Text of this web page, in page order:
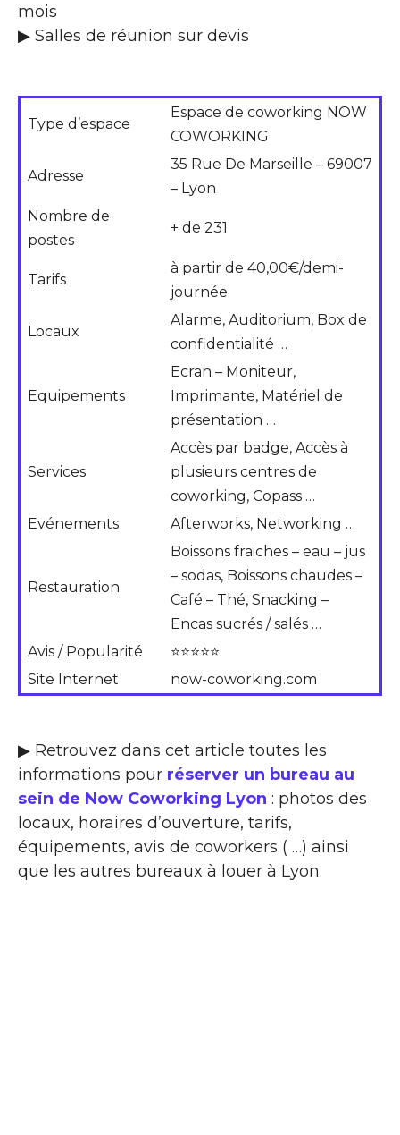
mois
▶ Salles de réunion sur devis
Type d’espace
Espace de coworking NOW
COWORKING
Adresse
35 Rue De Marseille – 69007
– Lyon
Nombre de
postes
+ de 231
Tarifs
à partir de 40,00€/demi-
journée
Locaux
Alarme, Auditorium, Box de
confidentialité …
Equipements
Ecran – Moniteur,
Imprimante, Matériel de
présentation …
Services
Accès par badge, Accès à
plusieurs centres de
coworking, Copass …
Evénements
Afterworks, Networking …
Restauration
Boissons fraiches – eau – jus
– sodas, Boissons chaudes –
Café – Thé, Snacking –
Encas sucrés / salés …
Avis / Popularité
⭐⭐⭐⭐⭐
Site Internet
now-coworking.com
▶ Retrouvez dans cet article toutes les
informations pour réserver un bureau au
sein de Now Coworking Lyon : photos des
locaux, horaires d’ouverture, tarifs,
équipements, avis de coworkers ( …) ainsi
que les autres bureaux à louer à Lyon.